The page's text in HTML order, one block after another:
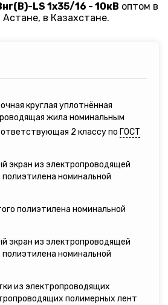
LS 1х35/16 - 10кВ оптом в
в Казахстане.
круглая уплотнённая
жила номинальным
2 классу по ГОСТ
экран из электропроводящей
номинальной
полиэтилена номинальной
экран из электропроводящей
номинальной
из электропроводящих
полимерных лент